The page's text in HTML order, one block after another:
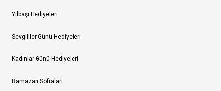
Yılbaşı Hediyeleri
Sevgililer Günü Hediyeleri
Kadınlar Günü Hediyeleri
Ramazan Sofraları